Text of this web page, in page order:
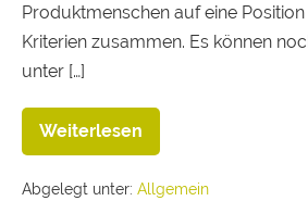
Produktmenschen auf eine
Kriterien zusammen. Es können
unter […]
Weiterlesen
Abgelegt unter: Allgemein